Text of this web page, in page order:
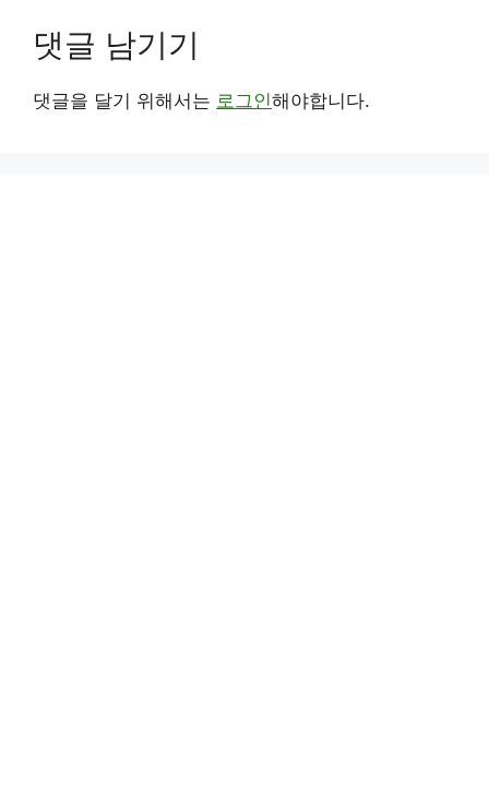
댓글 남기기
댓글을 달기 위해서는 로그인해야합니다.